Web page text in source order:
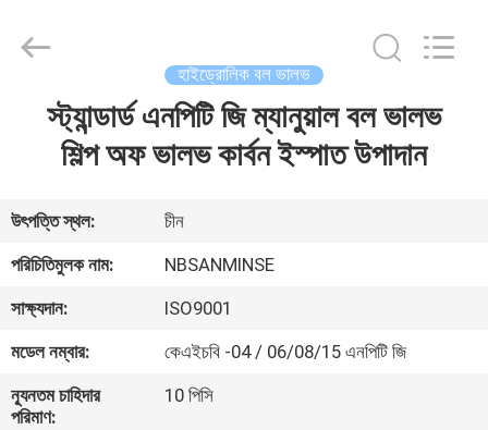
আমাদের
সম্পর্কে
কারখানা
ভ্রমণ
Export
Reserved.
হাইড্রোলিক বল ভালভ
স্ট্যান্ডার্ড এনপিটি জি ম্যানুয়াল বল ভালভ
শিল্প অফ ভালভ কার্বন ইস্পাত উপাদান
উৎপত্তি স্থল:
চীন
পরিচিতিমুলক নাম:
NBSANMINSE
সাক্ষ্যদান:
ISO9001
মডেল নম্বার:
কেএইচবি -04 / 06/08/15 এনপিটি জি
ন্যূনতম চাহিদার
পরিমাণ:
10 পিসি